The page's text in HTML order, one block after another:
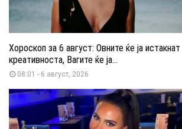
Хороскоп за 6 август: Овните ќе ја истакнат
креативноста, Вагите ќе ја...
08:01 - 6 август, 2026